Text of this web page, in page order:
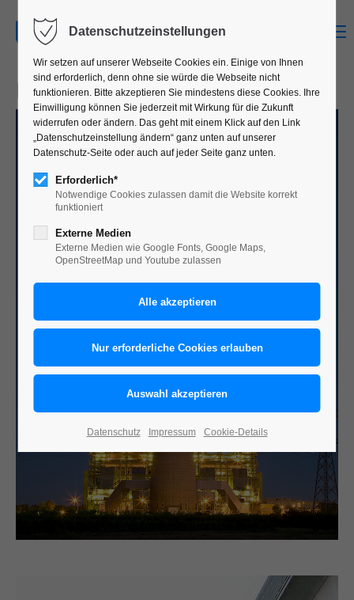
INDUSTRIE
Datenschutzeinstellungen
Wir setzen auf unserer Webseite Cookies ein. Einige von Ihnen
sind erforderlich, denn ohne sie würde die Webseite nicht
funktionieren. Bitte akzeptieren Sie mindestens diese Cookies. Ihre
Einwilligung können Sie jederzeit mit Wirkung für die Zukunft
widerrufen oder ändern. Das geht mit einem Klick auf den Link
„Datenschutzeinstellung ändern“ ganz unten auf unserer
Datenschutz-Seite oder auch auf jeder Seite ganz unten.
Erforderlich*
Notwendige Cookies zulassen damit die Website korrekt
funktioniert
Externe Medien
Externe Medien wie Google Fonts, Google Maps,
OpenStreetMap und Youtube zulassen
Datenschutz Impressum Cookie-Details